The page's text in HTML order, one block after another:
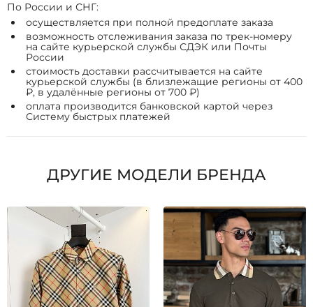
По России и СНГ:
осуществляется при полной предоплате заказа
возможность отслеживания заказа по трек-номеру
на сайте курьерской службы СДЭК или Почты
России
стоимость доставки рассчитывается на сайте
курьерской службы (в близлежащие регионы от 400
₽, в удалённые регионы от 700 ₽)
оплата производится банковской картой через
Систему быстрых платежей
ДРУГИЕ МОДЕЛИ БРЕНДА